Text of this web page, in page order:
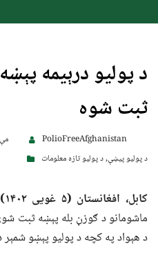
د پولیو درېیمه
ثبت شوه
PolioFreeAfghanistan
مې 25, 2023
د پولیو پیښې,د پولیو تازه معلومات
کابل، افغانستان (۵ غویی ۱۴۰۲)
ماشومانو د ګوزڼ بله پېښه ثبت
د هېواد په کچه د پولیو پېښو